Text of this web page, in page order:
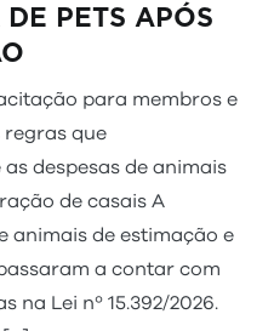
PETS APÓS
para membros e
regras que
despesas de animais
de casais A
animais de estimação e
a contar com
na Lei nº 15.392/2026.